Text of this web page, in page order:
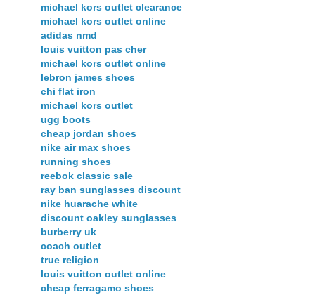
michael kors outlet clearance
michael kors outlet online
adidas nmd
louis vuitton pas cher
michael kors outlet online
lebron james shoes
chi flat iron
michael kors outlet
ugg boots
cheap jordan shoes
nike air max shoes
running shoes
reebok classic sale
ray ban sunglasses discount
nike huarache white
discount oakley sunglasses
burberry uk
coach outlet
true religion
louis vuitton outlet online
cheap ferragamo shoes